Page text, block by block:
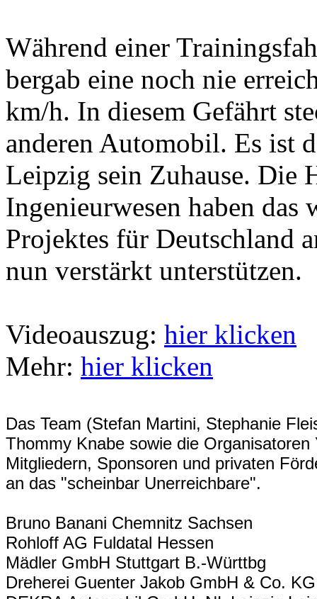
Während einer
bergab eine noch nie
km/h. In diesem Gefährt
anderen Automobil. Es ist
Leipzig sein Zuhause. Die
Ingenieurwesen haben
Projektes für Deutschland
nun verstärkt unterstützen.
Videoauszug: hier klicken
Mehr: hier klicken
Das Team (Stefan Martini, Stephanie
Thommy Knabe sowie die
Mitgliedern, Sponsoren und privaten
an das "scheinbar Unerreichbare".
Bruno Banani Chemnitz Sachsen
Rohloff AG Fuldatal Hessen
Mädler GmbH Stuttgart B.-Württbg
Dreherei Guenter Jakob GmbH & Co.